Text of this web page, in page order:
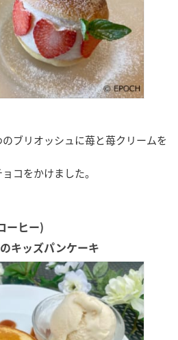
ブリオッシュに苺と苺クリームを
コをかけました。
ーヒー)
キッズパンケーキ